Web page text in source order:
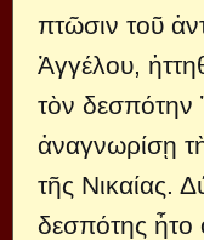
πτῶσιν τοῦ
Ἀγγέλου,
τὸν
ἀναγνωρίσῃ
τῆς Νικαίας.
δεσπότης ἦτο